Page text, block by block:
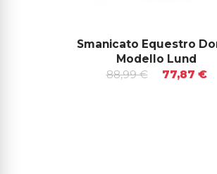
Smanicato Equestro
Modello Lund
88,99 €
77,87 €